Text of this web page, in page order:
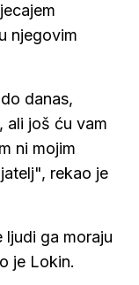
njegovim
danas,
ali još ću vam
ni mojim
rekao je
ga moraju
je Lokin.